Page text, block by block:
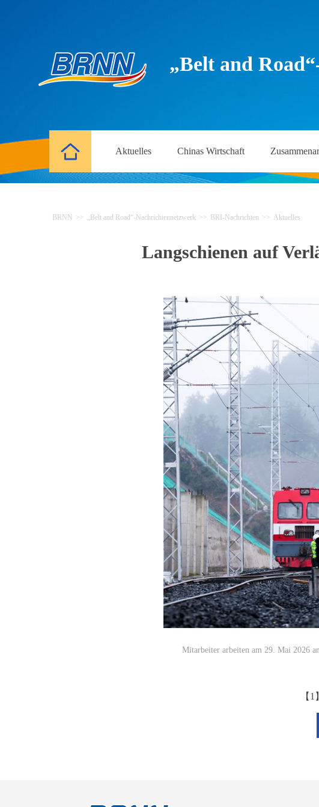
„Belt and
Aktuelles Chinas Wirtschaft
BRNN >> „Belt and Road“-Nachrichtennetzwerk >> BRI-Nachrichten >> Aktuelles
Langschienen auf
Mitarbeiter arbeiten am 29. Mai 2026
【1